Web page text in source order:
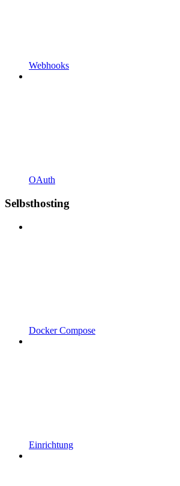
Webhooks
OAuth
Selbsthosting
Docker Compose
Einrichtung